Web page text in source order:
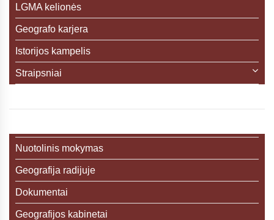
LGMA kelionės
Geografo karjera
Istorijos kampelis
Straipsniai
Nuotolinis mokymas
Geografija radijuje
Dokumentai
Geografijos kabinetai